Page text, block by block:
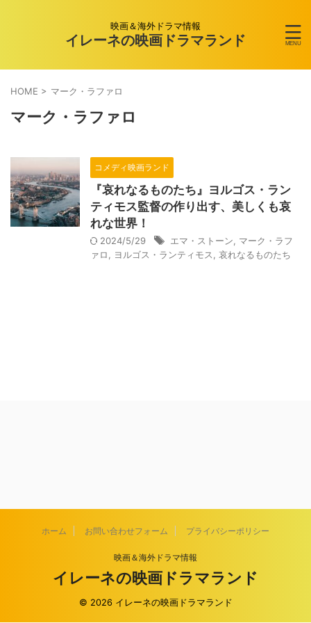
映画＆海外ドラマ情報
イレーネの映画ドラマランド
HOME > マーク・ラファロ
マーク・ラファロ
コメディ映画ランド
『哀れなるものたち』ヨルゴス・ラン
ティモス監督の作り出す、美しくも哀
れな世界！
2024/5/29 エマ・ストーン
マーク・ラフ
ァロ
ヨルゴス・ランティモス 哀れなるものたち
ホーム お問い合わせフォーム プライバシーポリシー
映画＆海外ドラマ情報
イレーネの映画ドラマランド
© 2026 イレーネの映画ドラマランド